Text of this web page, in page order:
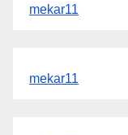
mekar11
mekar11